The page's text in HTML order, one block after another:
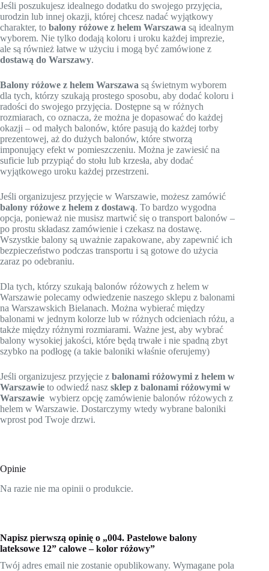
Jeśli poszukujesz idealnego dodatku do swojego przyjęcia,
urodzin lub innej okazji, której chcesz nadać wyjątkowy
charakter, to balony różowe z helem Warszawa są idealnym
wyborem. Nie tylko dodają koloru i uroku każdej imprezie,
ale są również łatwe w użyciu i mogą być zamówione z
dostawą do Warszawy.
Balony różowe z helem Warszawa są świetnym wyborem
dla tych, którzy szukają prostego sposobu, aby dodać koloru i
radości do swojego przyjęcia. Dostępne są w różnych
rozmiarach, co oznacza, że ​​można je dopasować do każdej
okazji – od małych balonów, które pasują do każdej torby
prezentowej, aż do dużych balonów, które stworzą
imponujący efekt w pomieszczeniu. Można je zawiesić na
suficie lub przypiąć do stołu lub krzesła, aby dodać
wyjątkowego uroku każdej przestrzeni.
Jeśli organizujesz przyjęcie w Warszawie, możesz zamówić
balony różowe z helem z dostawą. To bardzo wygodna
opcja, ponieważ nie musisz martwić się o transport balonów –
po prostu składasz zamówienie i czekasz na dostawę.
Wszystkie balony są uważnie zapakowane, aby zapewnić ich
bezpieczeństwo podczas transportu i są gotowe do użycia
zaraz po odebraniu.
Dla tych, którzy szukają balonów różowych z helem w
Warszawie polecamy odwiedzenie naszego sklepu z balonami
na Warszawskich Bielanach. Można wybierać między
balonami w jednym kolorze lub w różnych odcieniach różu, a
także między różnymi rozmiarami. Ważne jest, aby wybrać
balony wysokiej jakości, które będą trwałe i nie spadną zbyt
szybko na podłogę (a takie baloniki właśnie oferujemy)
Jeśli organizujesz przyjęcie z balonami różowymi z helem w
Warszawie to odwiedź nasz sklep z balonami różowymi w
Warszawie wybierz opcję zamówienie balonów różowych z
helem w Warszawie. Dostarczymy wtedy wybrane baloniki
wprost pod Twoje drzwi.
Opinie
Na razie nie ma opinii o produkcie.
Napisz pierwszą opinię o „004. Pastelowe balony
lateksowe 12” calowe – kolor różowy”
Twój adres email nie zostanie opublikowany. Wymagane pola